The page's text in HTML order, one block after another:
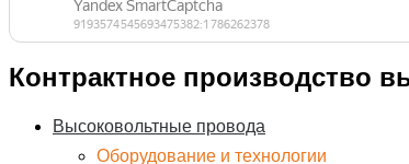
Контрактное производство
Высоковольтные провода
Оборудование и технологии